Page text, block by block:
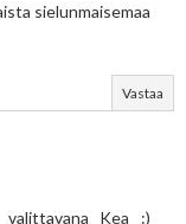
sielunmaisemaa
Vastaa
Kea :)